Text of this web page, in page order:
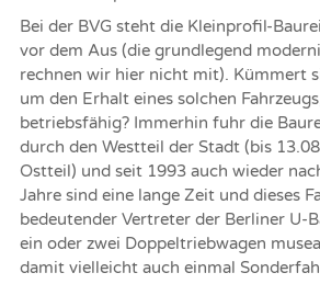
Bei der BVG steht die Kleinprofil-
vor dem Aus (die grundlegend
rechnen wir hier nicht mit). Kümmert
um den Erhalt eines solchen
betriebsfähig? Immerhin fuhr die
durch den Westteil der Stadt (bis
Ostteil) und seit 1993 auch wieder
Jahre sind eine lange Zeit und dieses
bedeutender Vertreter der Berliner U-
ein oder zwei Doppeltriebwagen
damit vielleicht auch einmal